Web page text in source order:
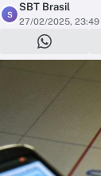
S
SBT Brasil
27/02/2025, 23:49